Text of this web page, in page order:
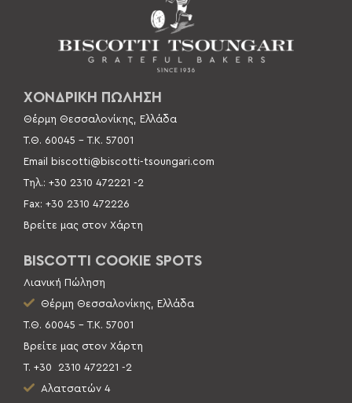
ΧΟΝΔΡΙΚΗ ΠΩΛΗΣΗ
Θέρμη Θεσσαλονίκης, Ελλάδα
Τ.Θ. 60045 –Τ.Κ. 57001
Email
biscotti@biscotti-tsoungari.com
Τηλ.: +30 2310 472221 -2
Fax: +30 2310 472226
Βρείτε μας στον Χάρτη
BISCOTTI COOKIE SPOTS
Λιανική Πώληση
Θέρμη Θεσσαλονίκης, Ελλάδα
Τ.Θ. 60045 – Τ.Κ. 57001
Βρείτε μας στον Χάρτη
Τ. +30
2310 472221 -2
Αλατσατών 4